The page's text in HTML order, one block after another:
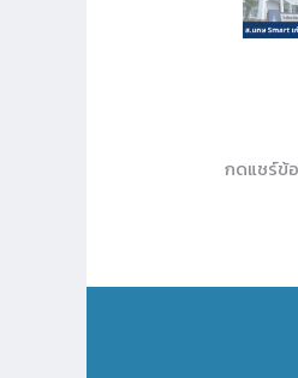
กดแชร์ข้